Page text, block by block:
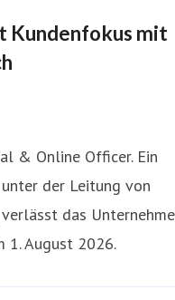
Kundenfokus mit
& Online Officer. Ein
der Leitung von
das
1. August 2026.